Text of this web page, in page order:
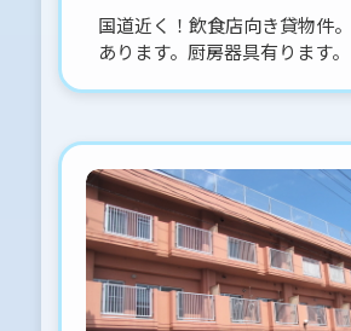
2026-02-22
ティエラ-101 〒030-0912
重田1丁目6-9
とうございました♪
2026-02-21
リンアドア-202 〒030-0823
本3丁目１０－１４
申込予約、入りました
とうございました♪
国道近く！飲食店向き貸物件
あります。厨房器具有ります。